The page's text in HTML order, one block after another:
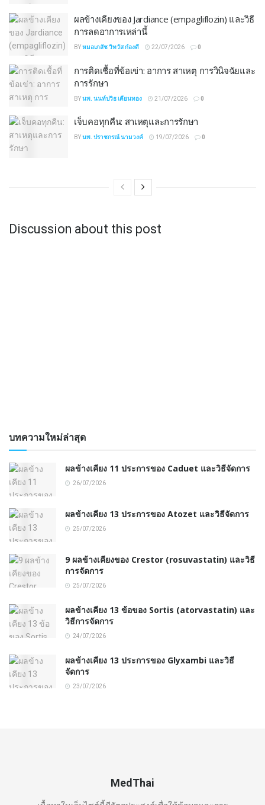
ผลข้างเคียงของ Jardiance (empagliflozin) และวิธี
การลดอาการเหล่านี้
BYหมอเภสัช วิทวัส ก๋องดี 22/07/2026 0
การติดเชื้อที่ข้อเข่า: อาการ สาเหตุ การวินิจฉัยและ
การรักษา
BYนพ. นนท์ปวิธ เคียนทอง 21/07/2026 0
เจ็บคอทุกคืน: สาเหตุและการรักษา
BYนพ. ปราชกรณ์ นามวงค์ 19/07/2026 0
Discussion about this post
บทความใหม่ล่าสุด
ผลข้างเคียง 11 ประการของ Caduet และวิธีจัดการ
26/07/2026
ผลข้างเคียง 13 ประการของ Atozet และวิธีจัดการ
25/07/2026
9 ผลข้างเคียงของ Crestor (rosuvastatin) และวิธี
การจัดการ
25/07/2026
ผลข้างเคียง 13 ข้อของ Sortis (atorvastatin) และ
วิธีการจัดการ
24/07/2026
ผลข้างเคียง 13 ประการของ Glyxambi และวิธี
จัดการ
23/07/2026
MedThai